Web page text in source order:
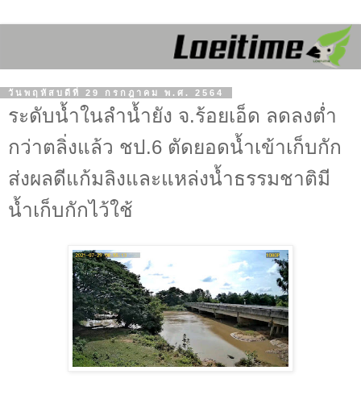
วันพฤหัสบดีที่ 29 กรกฎาคม พ.ศ. 2564
ระดับน้ำในลำน้ำยัง จ.ร้อยเอ็ด ลดลงต่ำ
กว่าตลิ่งแล้ว ชป.6 ตัดยอดน้ำเข้าเก็บกัก
ส่งผลดีแก้มลิงและแหล่งน้ำธรรมชาติมี
น้ำเก็บกักไว้ใช้